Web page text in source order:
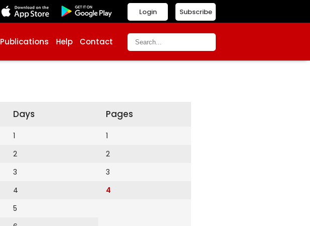
Subscribe
Login
Publications Help Contact
Days
1
2
3
4
5
Pages
1
2
3
4